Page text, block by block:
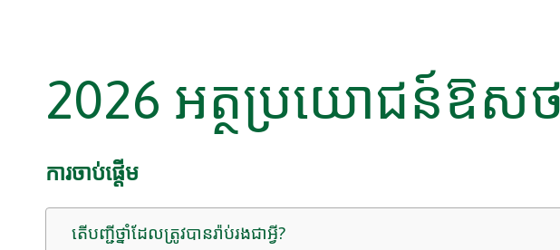
2026 អត្ថប្រយោជន៍ឱសថ
ការចាប់ផ្តើម
តើ​បញ្ជី​ថ្នាំ​ដែល​ត្រូវ​បាន​រ៉ាប់រង​ជាអ្វី?